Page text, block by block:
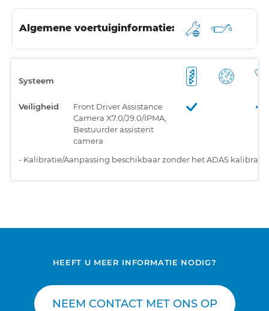
Algemene voertuiginformatie:
Systeem
Veiligheid
Front Driver Assistance
Camera X7.0/J9.0/IPMA,
Bestuurder assistent
camera
- Kalibratie/Aanpassing beschikbaar zonder het ADAS
HEEFT U MEER INFORMATIE NODIG?
NEEM CONTACT MET ONS OP